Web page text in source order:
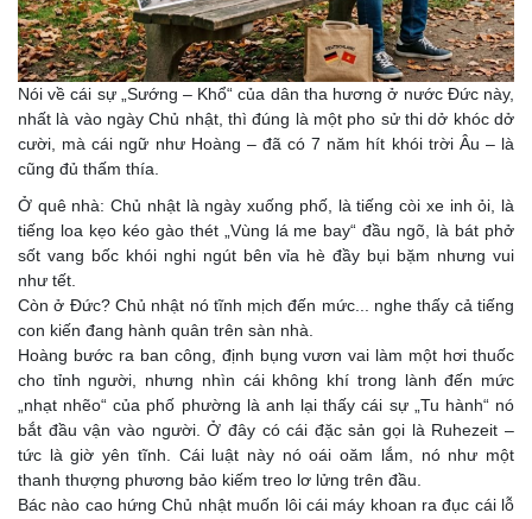
Nói về cái sự „Sướng – Khổ“ của dân tha hương ở nước Đức này,
nhất là vào ngày Chủ nhật, thì đúng là một pho sử thi dở khóc dở
cười, mà cái ngữ như Hoàng – đã có 7 năm hít khói trời Âu – là
cũng đủ thấm thía.
​Ở quê nhà: Chủ nhật là ngày xuống phố, là tiếng còi xe inh ỏi, là
tiếng loa kẹo kéo gào thét „Vùng lá me bay“ đầu ngõ, là bát phở
sốt vang bốc khói nghi ngút bên vỉa hè đầy bụi bặm nhưng vui
như tết.
​Còn ở Đức? Chủ nhật nó tĩnh mịch đến mức... nghe thấy cả tiếng
con kiến đang hành quân trên sàn nhà.
​Hoàng bước ra ban công, định bụng vươn vai làm một hơi thuốc
cho tỉnh người, nhưng nhìn cái không khí trong lành đến mức
„nhạt nhẽo“ của phố phường là anh lại thấy cái sự „Tu hành“ nó
bắt đầu vận vào người. Ở đây có cái đặc sản gọi là Ruhezeit –
tức là giờ yên tĩnh. Cái luật này nó oái oăm lắm, nó như một
thanh thượng phương bảo kiếm treo lơ lửng trên đầu.
​Bác nào cao hứng Chủ nhật muốn lôi cái máy khoan ra đục cái lỗ